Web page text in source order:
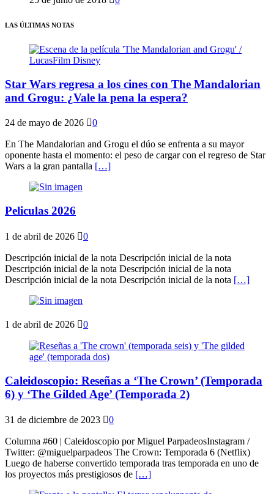
LAS ÚLTIMAS NOTAS
Star Wars regresa a los cines con The Mandalorian
and Grogu: ¿Vale la pena la espera?
24 de mayo de 2026 0
En The Mandalorian and Grogu el dúo se enfrenta a su mayor
oponente hasta el momento: el peso de cargar con el regreso de Star
Wars a la gran pantalla […]
Peliculas 2026
1 de abril de 2026 0
Descripción inicial de la nota Descripción inicial de la nota
Descripción inicial de la nota Descripción inicial de la nota
Descripción inicial de la nota Descripción inicial de la nota […]
1 de abril de 2026 0
Caleidoscopio: Reseñas a ‘The Crown’ (Temporada
6) y ‘The Gilded Age’ (Temporada 2)
31 de diciembre de 2023 0
Columna #60 | Caleidoscopio por Miguel ParpadeosInstagram /
Twitter: @miguelparpadeos The Crown: Temporada 6 (Netflix)
Luego de haberse convertido temporada tras temporada en uno de
los proyectos más prestigiosos de […]